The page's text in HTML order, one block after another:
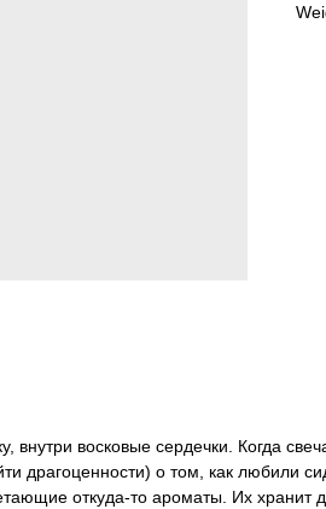
восковые сердечки. Когда
драгоценности) о том, как любили
откуда-то ароматы. Их хранит